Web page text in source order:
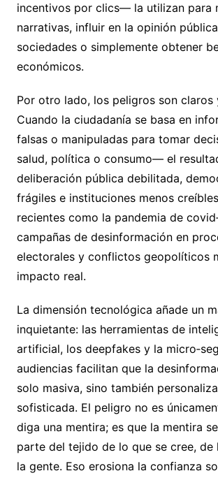
incentivos por clics— la utilizan para
narrativas, influir en la opinión
sociedades o simplemente obtener
económicos.
Por otro lado, los peligros son claros
Cuando la ciudadanía se basa en
falsas o manipuladas para tomar
salud, política o consumo— el
deliberación pública debilitada,
frágiles e instituciones menos
recientes como la pandemia de
campañas de desinformación en
electorales y conflictos geopolíticos
impacto real.
La dimensión tecnológica añade un
inquietante: las herramientas de
artificial, los deepfakes y la
audiencias facilitan que la
solo masiva, sino también
sofisticada. El peligro no es
diga una mentira; es que la mentira
parte del tejido de lo que se cree, de
la gente. Eso erosiona la confianza